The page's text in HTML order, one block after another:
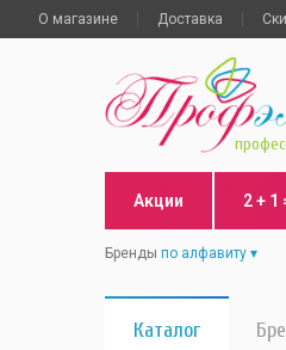
О магазине Доставка
Акции 2 + 1
Бренды по алфавиту
Каталог